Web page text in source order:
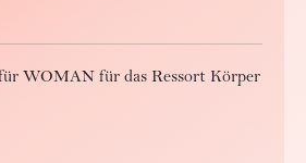
WOMAN für das Ressort Körper